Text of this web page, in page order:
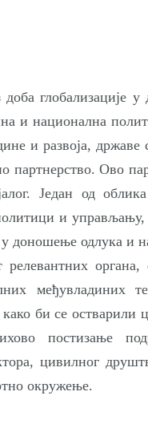
глобализације
и национална
и развоја, државе
партнерство. Ово
Један од
и
доношење одлука и
међувладиних
би се остварили
постизање
цивилног
окружење.